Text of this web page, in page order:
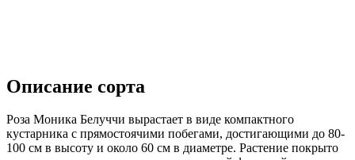
Описание сорта
Роза Моника Белуччи вырастает в виде компактного
кустарника с прямостоячими побегами, достигающими до 80-
100 см в высоту и около 60 см в диаметре. Растение покрыто